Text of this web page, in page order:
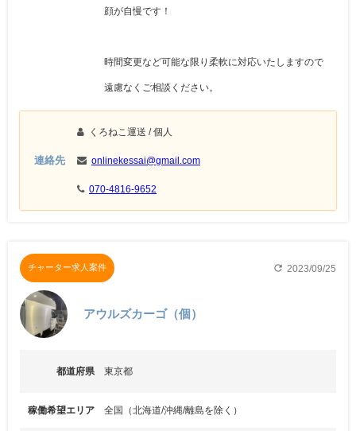
顔が自慢です！
時間変更など可能な限り柔軟に対応いたしますので
遠慮なくご相談ください。
連絡先
くろねこ運送 / 個人
onlinekessai@gmail.com
070-4816-9652
チャーター求人案件 refresh 2023/09/25
アウルズカーゴ（個）
都道府県 東京都
稼働希望エリア 全国（北海道/沖縄/離島を除く）